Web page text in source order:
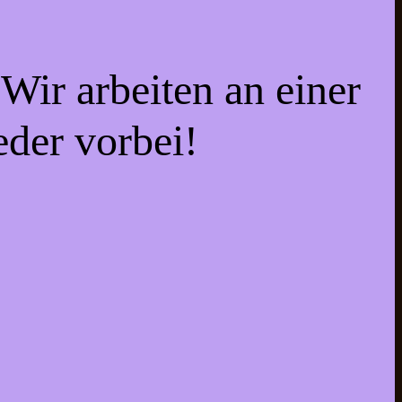
arbeiten an einer
vorbei!